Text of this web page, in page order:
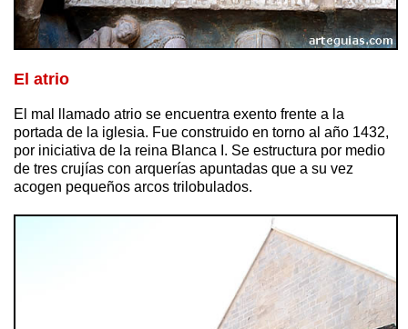
El atrio
El mal llamado atrio se encuentra exento frente a la
portada de la iglesia. Fue construido en torno al año 1432,
por iniciativa de la reina Blanca I. Se estructura por medio
de tres crujías con arquerías apuntadas que a su vez
acogen pequeños arcos trilobulados.